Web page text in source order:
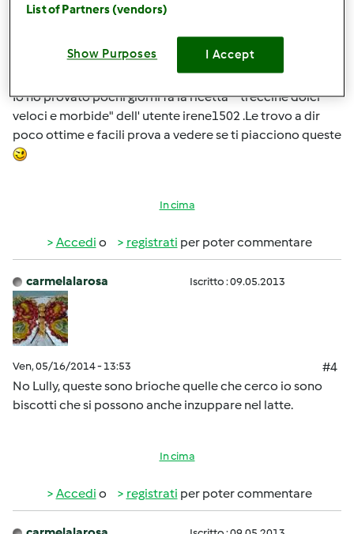
Io ho provato pochi giorni fa la ricetta " treccine dolci
veloci e morbide" dell' utente irene1502 .Le trovo a dir
poco ottime e facili prova a vedere se ti piacciono queste
In cima
Accedi o registrati per poter commentare
carmelalarosa Iscritto : 09.05.2013
Ven, 05/16/2014 - 13:53
#4
No Lully, queste sono brioche quelle che cerco io sono
biscotti che si possono anche inzuppare nel latte.
In cima
Accedi o registrati per poter commentare
List of Partners (vendors)
Show Purposes I Accept